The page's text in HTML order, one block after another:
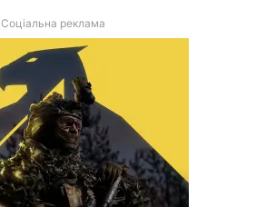
Соціальна реклама